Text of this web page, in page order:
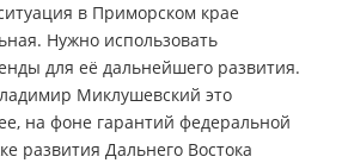
в Приморском крае
Нужно использовать
для её дальнейшего развития.
Миклушевский это
на фоне гарантий федеральной
развития Дальнего Востока